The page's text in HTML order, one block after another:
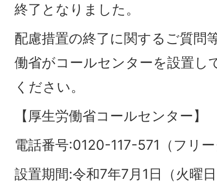
終了となりました。
配慮措置の終了に関するご質問
働省がコールセンターを設置し
ください。
【厚生労働省コールセンター】
電話番号:0120-117-571（フリ
設置期間:令和7年7月1日（火曜